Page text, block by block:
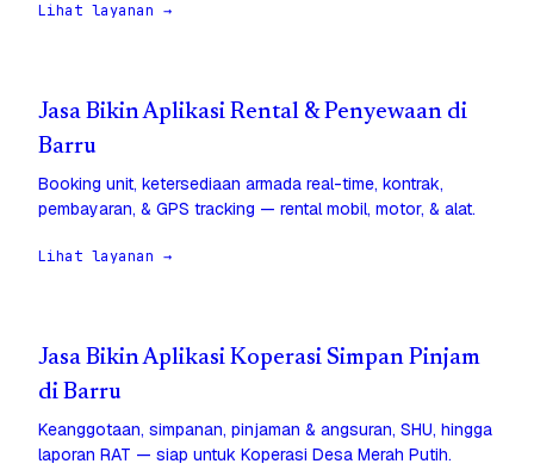
Lihat layanan →
Jasa Bikin Aplikasi Rental & Penyewaan di
Barru
Booking unit, ketersediaan armada real-time, kontrak,
pembayaran, & GPS tracking — rental mobil, motor, & alat.
Lihat layanan →
Jasa Bikin Aplikasi Koperasi Simpan Pinjam
di Barru
Keanggotaan, simpanan, pinjaman & angsuran, SHU, hingga
laporan RAT — siap untuk Koperasi Desa Merah Putih.